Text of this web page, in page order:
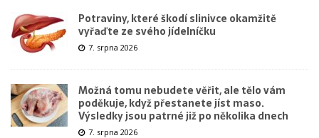
Potraviny, které škodí slinivce okamžitě
vyřaďte ze svého jídelníčku
7. srpna 2026
Možná tomu nebudete věřit, ale tělo vám
poděkuje, když přestanete jíst maso.
Výsledky jsou patrné již po několika dnech
7. srpna 2026